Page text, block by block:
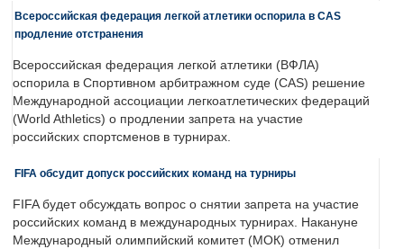
Всероссийская федерация легкой атлетики оспорила в CAS
продление отстранения
Всероссийская федерация легкой атлетики (ВФЛА)
оспорила в Спортивном арбитражном суде (CAS) решение
Международной ассоциации легкоатлетических федераций
(World Athletics) о продлении запрета на участие
российских спортсменов в турнирах.
FIFA обсудит допуск российских команд на турниры
FIFA будет обсуждать вопрос о снятии запрета на участие
российских команд в международных турнирах. Накануне
Международный олимпийский комитет (МОК) отменил